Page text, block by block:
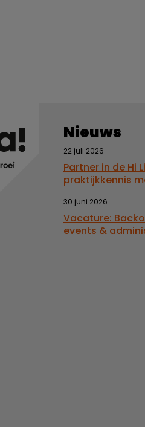
Nieuws
22 juli 2026
Partner in de Hi
praktijkkennis
30 juni 2026
Vacature:
events &